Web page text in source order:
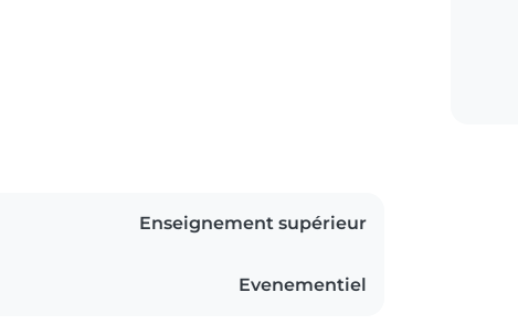
Enseignement supérieur
Evenementiel